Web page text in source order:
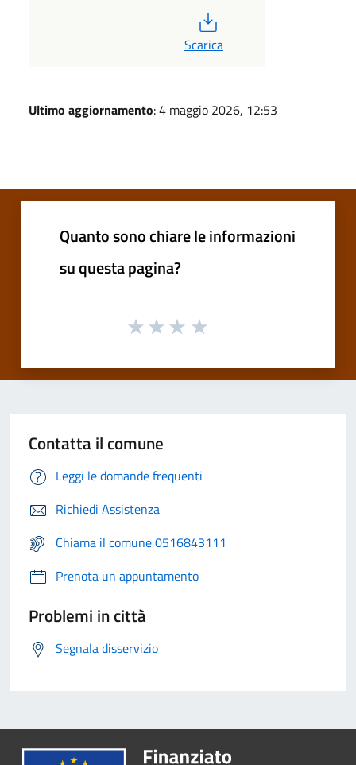
Scarica
Ultimo aggiornamento: 4 maggio 2026, 12:53
Quanto sono chiare le informazioni
su questa pagina?
Contatta il comune
Leggi le domande frequenti
Richiedi Assistenza
Chiama il comune 0516843111
Prenota un appuntamento
Problemi in città
Segnala disservizio